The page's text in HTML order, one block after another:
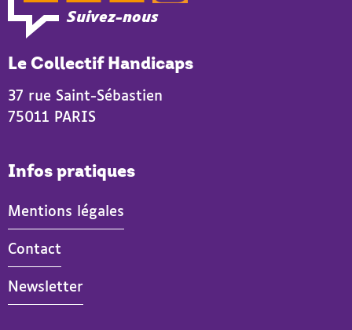
Suivez-nous
TwitterLinkedInYouTubeInstagram
Le Collectif Handicaps
37 rue Saint-Sébastien
75011 PARIS
Infos pratiques
Mentions légales
Contact
Newsletter